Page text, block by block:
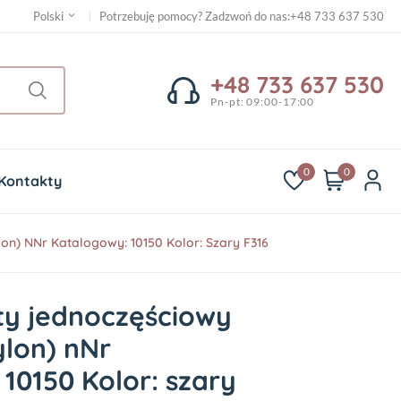
Polski Potrzebuję pomocy? Zadzwoń do nas:+48 733 637 530
+48 733 637 530
Pn-pt: 09:00-17:00
0 0
NNr Katalogowy: 10150 Kolor: Szary F316
jednoczęściowy
nNr
Kolor: szary